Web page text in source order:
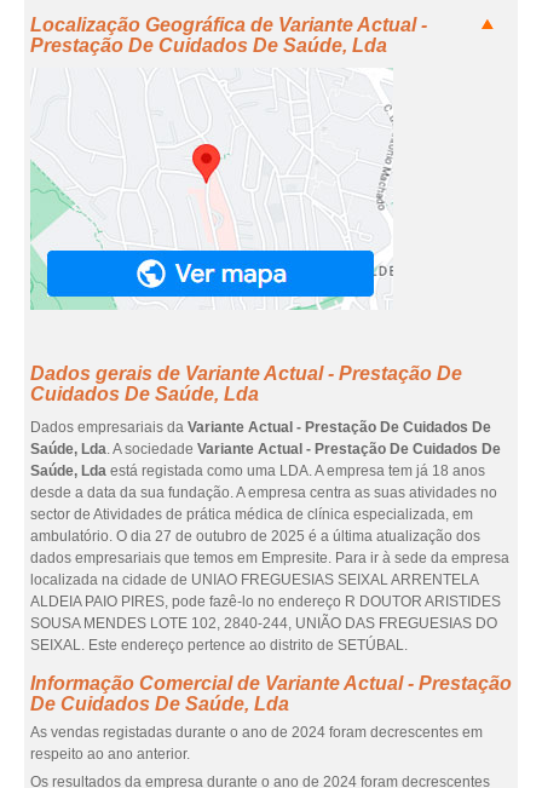
Localização Geográfica de Variante Actual -
Prestação De Cuidados De Saúde, Lda
Dados gerais de Variante Actual - Prestação De
Cuidados De Saúde, Lda
Dados empresariais da Variante Actual - Prestação De Cuidados De
Saúde, Lda. A sociedade Variante Actual - Prestação De Cuidados De
Saúde, Lda está registada como uma LDA. A empresa tem já 18 anos
desde a data da sua fundação. A empresa centra as suas atividades no
sector de Atividades de prática médica de clínica especializada, em
ambulatório. O dia 27 de outubro de 2025 é a última atualização dos
dados empresariais que temos em Empresite. Para ir à sede da empresa
localizada na cidade de UNIAO FREGUESIAS SEIXAL ARRENTELA
ALDEIA PAIO PIRES, pode fazê-lo no endereço R DOUTOR ARISTIDES
SOUSA MENDES LOTE 102, 2840-244, UNIÃO DAS FREGUESIAS DO
SEIXAL. Este endereço pertence ao distrito de SETÚBAL.
Informação Comercial de Variante Actual - Prestação
De Cuidados De Saúde, Lda
As vendas registadas durante o ano de 2024 foram decrescentes em
respeito ao ano anterior.
Os resultados da empresa durante o ano de 2024 foram decrescentes